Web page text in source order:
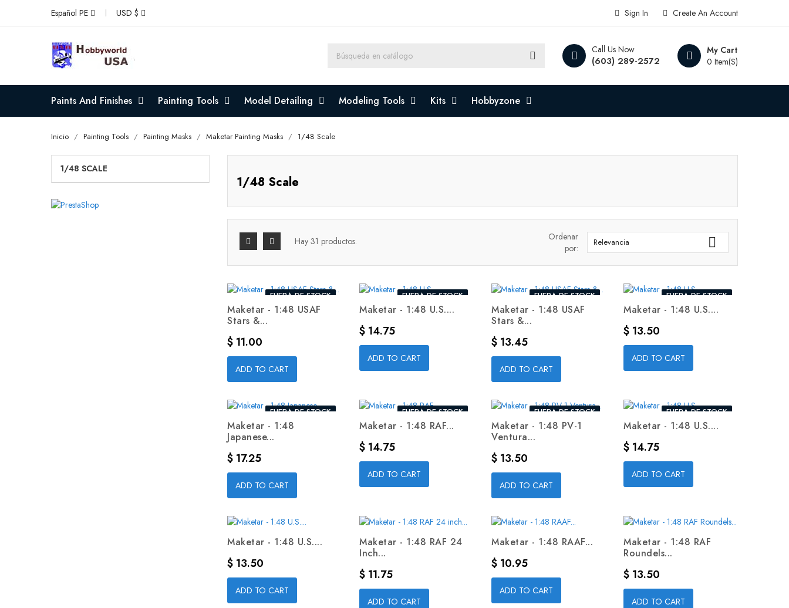
Español PE USD $ Create An Account
Sign In
My Cart
0 Item(s)
Call Us Now
(603) 289-2572
Paints And Finishes Painting Tools Model Detailing Modeling Tools Kits Hobbyzone
Inicio Painting Tools Painting Masks Maketar Painting Masks 1/48 Scale
1/48 SCALE
1/48 Scale
Hay 31 productos.
Ordenar
por:
Relevancia 
FUERA DE STOCK
Maketar - 1:48 USAF
Stars &...
Precio
$ 11.00
ADD TO CART
FUERA DE STOCK
Maketar - 1:48 U.S....
Precio
$ 14.75
ADD TO CART
FUERA DE STOCK
Maketar - 1:48 USAF
Stars &...
Precio
$ 13.45
ADD TO CART
FUERA DE STOCK
Maketar - 1:48 U.S....
Precio
$ 13.50
ADD TO CART
FUERA DE STOCK
Maketar - 1:48
Japanese...
Precio
$ 17.25
ADD TO CART
FUERA DE STOCK
Maketar - 1:48 RAF...
Precio
$ 14.75
ADD TO CART
FUERA DE STOCK
Maketar - 1:48 PV-1
Ventura...
Precio
$ 13.50
ADD TO CART
FUERA DE STOCK
Maketar - 1:48 U.S....
Precio
$ 14.75
ADD TO CART
Maketar - 1:48 U.S....
Precio
$ 13.50
ADD TO CART
Maketar - 1:48 RAF 24
Inch...
Precio
$ 11.75
ADD TO CART
Maketar - 1:48 RAAF...
Precio
$ 10.95
ADD TO CART
Maketar - 1:48 RAF
Roundels...
Precio
$ 13.50
ADD TO CART